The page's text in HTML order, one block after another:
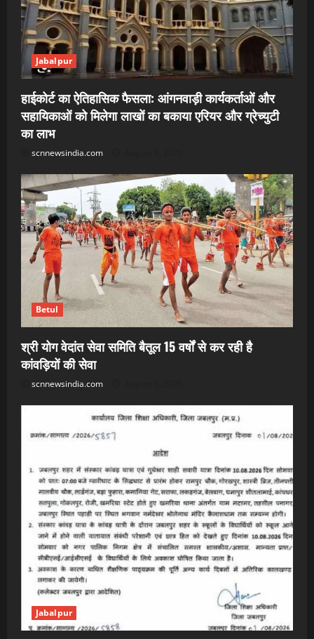
Jabalpur
हाईकोर्ट का ऐतिहासिक फैसला: आंगनवाड़ी कार्यकर्ताओं और
सहायिकाओं को मिलेगा लाखों का बकाया एरियर और ग्रेच्युटी
का लाभ
scnnewsindia.com
Betul
श्री योग वेदांत सेवा समिति बैतूल 15 वर्षों से कर रही है
कांवड़ियों की सेवा
scnnewsindia.com
Jabalpur